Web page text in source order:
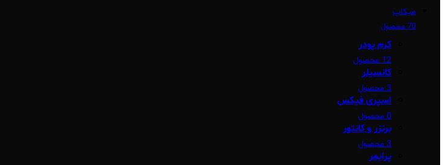
میکاپ
70 محصول
کرم پودر
12 محصول
کانسیلر
3 محصول
اسپری فیکس
0 محصول
برنزر و کانتور
3 محصول
پرایمر